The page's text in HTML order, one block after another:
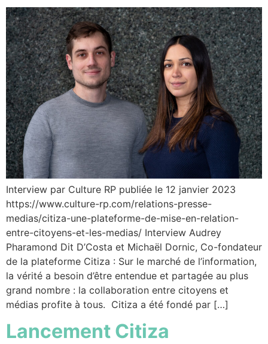
Interview par Culture RP publiée le 12 janvier 2023
https://www.culture-rp.com/relations-presse-
medias/citiza-une-plateforme-de-mise-en-relation-
entre-citoyens-et-les-medias/ Interview Audrey
Pharamond Dit D’Costa et Michaël Dornic, Co-fondateur
de la plateforme Citiza : Sur le marché de l’information,
la vérité a besoin d’être entendue et partagée au plus
grand nombre : la collaboration entre citoyens et
médias profite à tous. Citiza a été fondé par […]
Lancement Citiza